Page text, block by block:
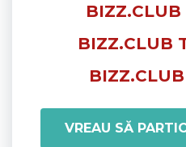
BIZZ.CLUB
VREAU SĂ